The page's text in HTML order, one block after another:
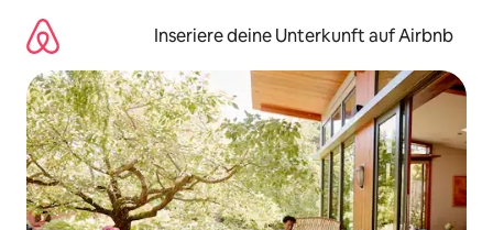
Inhalten
springen
Inseriere deine Unterkunft auf Airbnb